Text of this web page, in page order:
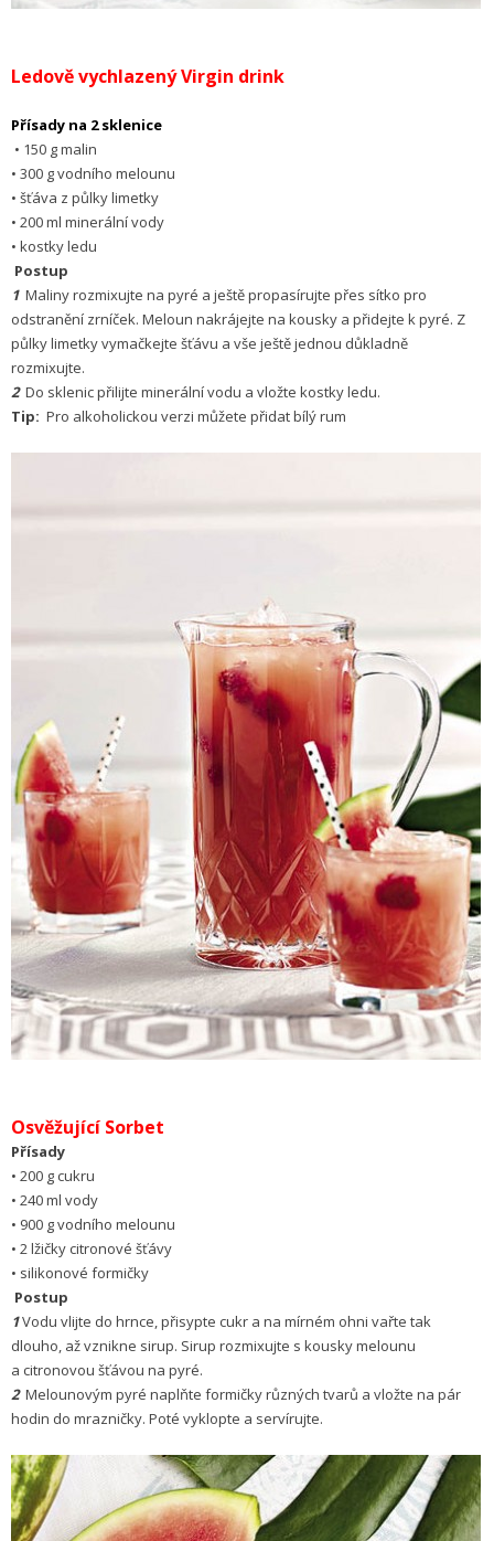
Ledově vychlazený Virgin drink
Přísady na 2 sklenice
• 150 g malin
• 300 g vodního melounu
• šťáva z půlky limetky
• 200 ml minerální vody
• kostky ledu
Postup
1Maliny rozmixujte na pyré a ještě propasírujte přes sítko pro
odstranění zrníček. Meloun nakrájejte na kousky a přidejte k pyré. Z
půlky limetky vymačkejte šťávu a vše ještě jednou důkladně
rozmixujte.
2Do sklenic přilijte minerální vodu a vložte kostky ledu.
Tip: Pro alkoholickou verzi můžete přidat bílý rum
Osvěžující Sorbet
Přísady
• 200 g cukru
• 240 ml vody
• 900 g vodního melounu
• 2 lžičky citronové šťávy
• silikonové formičky
Postup
1Vodu vlijte do hrnce, přisypte cukr a na mírném ohni vařte tak
dlouho, až vznikne sirup. Sirup rozmixujte s kousky melounu
a citronovou šťávou na pyré.
2 Melounovým pyré naplňte formičky různých tvarů a vložte na pár
hodin do mrazničky. Poté vyklopte a servírujte.